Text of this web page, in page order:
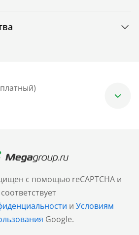
с помощью reCAPTCHA и
соответствует
и Условиям
Google.